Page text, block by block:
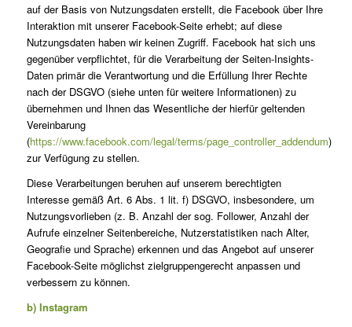
auf der Basis von Nutzungsdaten erstellt, die Facebook über Ihre
Interaktion mit unserer Facebook-Seite erhebt; auf diese
Nutzungsdaten haben wir keinen Zugriff. Facebook hat sich uns
gegenüber verpflichtet, für die Verarbeitung der Seiten-Insights-
Daten primär die Verantwortung und die Erfüllung Ihrer Rechte
nach der DSGVO (siehe unten für weitere Informationen) zu
übernehmen und Ihnen das Wesentliche der hierfür geltenden
Vereinbarung
(https://www.facebook.com/legal/terms/page_controller_addendum)
zur Verfügung zu stellen.
Diese Verarbeitungen beruhen auf unserem berechtigten
Interesse gemäß Art. 6 Abs. 1 lit. f) DSGVO, insbesondere, um
Nutzungsvorlieben (z. B. Anzahl der sog. Follower, Anzahl der
Aufrufe einzelner Seitenbereiche, Nutzerstatistiken nach Alter,
Geografie und Sprache) erkennen und das Angebot auf unserer
Facebook-Seite möglichst zielgruppengerecht anpassen und
verbessern zu können.
b) Instagram